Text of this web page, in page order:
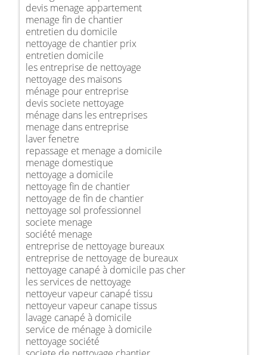
devis menage appartement
menage fin de chantier
entretien du domicile
nettoyage de chantier prix
entretien domicile
les entreprise de nettoyage
nettoyage des maisons
ménage pour entreprise
devis societe nettoyage
ménage dans les entreprises
menage dans entreprise
laver fenetre
repassage et menage a domicile
menage domestique
nettoyage a domicile
nettoyage fin de chantier
nettoyage de fin de chantier
nettoyage sol professionnel
societe menage
société menage
entreprise de nettoyage bureaux
entreprise de nettoyage de bureaux
nettoyage canapé à domicile pas cher
les services de nettoyage
nettoyeur vapeur canapé tissu
nettoyeur vapeur canape tissus
lavage canapé à domicile
service de ménage à domicile
nettoyage société